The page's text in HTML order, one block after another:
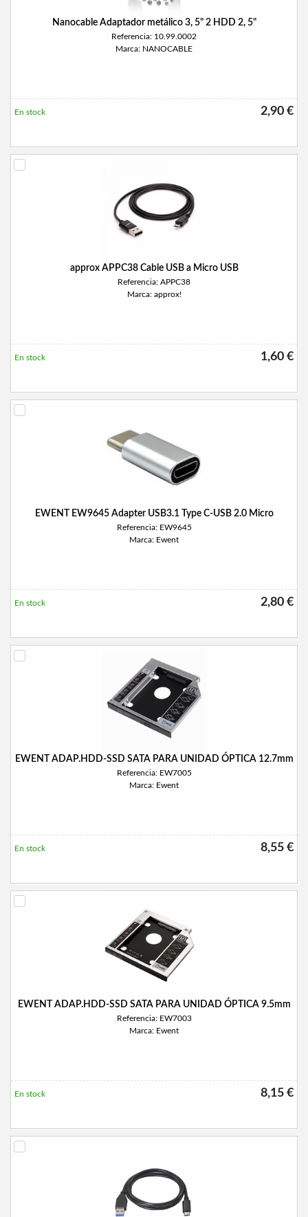
Nanocable Adaptador metálico 3, 5" 2 HDD 2, 5"
Referencia: 10.99.0002
Marca: NANOCABLE
2,90 €
En stock
approx APPC38 Cable USB a Micro USB
Referencia: APPC38
Marca: approx!
1,60 €
En stock
EWENT EW9645 Adapter USB3.1 Type C-USB 2.0 Micro
Referencia: EW9645
Marca: Ewent
2,80 €
En stock
EWENT ADAP.HDD-SSD SATA PARA UNIDAD ÓPTICA 12.7mm
Referencia: EW7005
Marca: Ewent
8,55 €
En stock
EWENT ADAP.HDD-SSD SATA PARA UNIDAD ÓPTICA 9.5mm
Referencia: EW7003
Marca: Ewent
8,15 €
En stock